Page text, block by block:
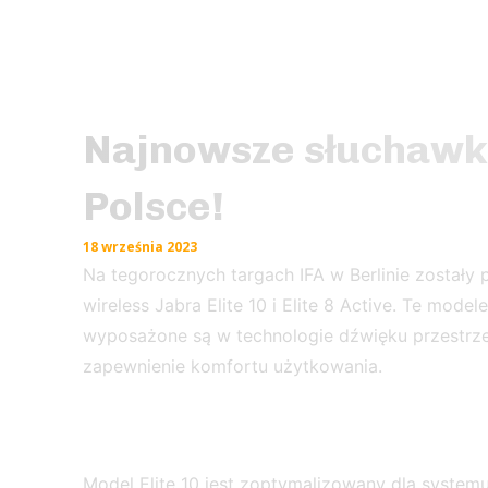
Najnowsze
Polsce!
18 września 2023
Na tegorocznych targach IFA w Berlinie zostały
wireless Jabra Elite 10 i Elite 8 Active. Te
wyposażone są w technologie dźwięku
zapewnienie komfortu użytkowania.
Model Elite 10 jest zoptymalizowany dla